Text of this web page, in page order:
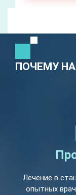
ПОЧЕМУ
Лечение в
опытных